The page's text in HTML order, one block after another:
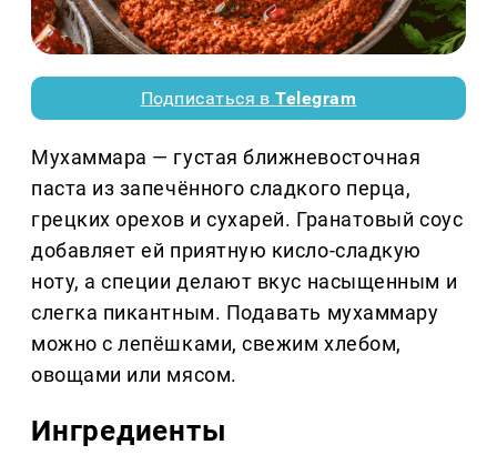
Подписаться вTelegram
Мухаммара — густая ближневосточная
паста из запечённого сладкого перца,
грецких орехов и сухарей. Гранатовый соус
добавляет ей приятную кисло-сладкую
ноту, а специи делают вкус насыщенным и
слегка пикантным. Подавать мухаммару
можно с лепёшками, свежим хлебом,
овощами или мясом.
Ингредиенты